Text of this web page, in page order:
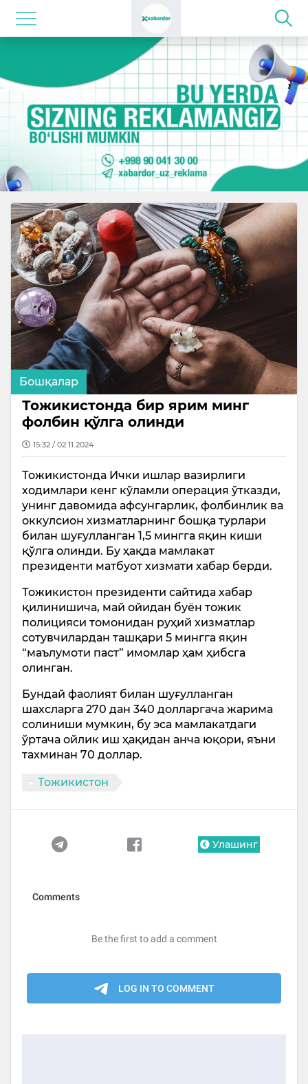
Бошқалар
Тожикистонда бир ярим минг
фолбин қўлга олинди
15:32 / 02.11.2024
Тожикистонда Ички ишлар вазирлиги
ходимлари кенг кўламли операция ўтказди,
унинг давомида афсунгарлик, фолбинлик ва
оккулсион хизматларнинг бошқа турлари
билан шуғулланган 1,5 мингга яқин киши
қўлга олинди. Бу ҳақда мамлакат
президенти матбуот хизмати хабар берди.
Тожикистон президенти сайтида хабар
қилинишича, май ойидан буён тожик
полицияси томонидан руҳий хизматлар
сотувчилардан ташқари 5 мингга яқин
“маълумоти паст” имомлар ҳам ҳибсга
олинган.
Бундай фаолият билан шуғулланган
шахсларга 270 дан 340 долларгача жарима
солиниши мумкин, бу эса мамлакатдаги
ўртача ойлик иш ҳақидан анча юқори, яъни
тахминан 70 доллар.
Тожикистон
Улашинг